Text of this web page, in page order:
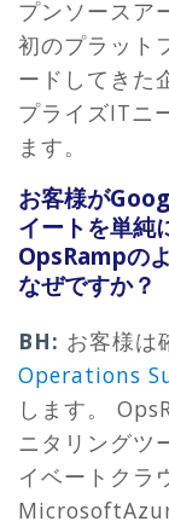
プンソースア
初のプラット
ードしてきた
プライズITニ
ます。
お客様が
イートを単純
OpsRampの
なぜですか？
BH: お客様は
Operations
します。
ニタリングツ
イベートクラ